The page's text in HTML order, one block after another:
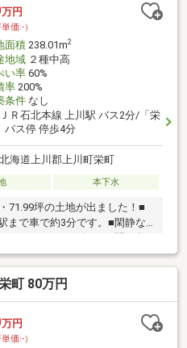
万円
単価:-）
面積238.01m2
地域２種中高
い率60%
率200%
条件なし
ＪＲ石北本線 上川駅 バス2分/「栄
バス停 停歩4分
北海道上川郡上川町栄町
本下水
71.99坪の土地が出ました！■
まで車で約3分です。■閑静な
ませんか？■気軽にお問い合
町 80万円
万円
単価:-）